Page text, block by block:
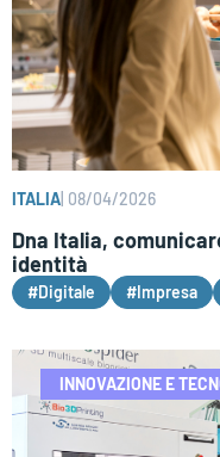
ITALIA 08/04/2026
Dna Italia,
identità
#Digitale #Impresa
INNOVAZIONE E